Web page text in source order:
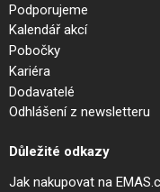
Podporujeme
Kalendář akcí
Pobočky
Kariéra
Dodavatelé
Odhlášení z newsletteru
Důležité odkazy
Jak nakupovat na